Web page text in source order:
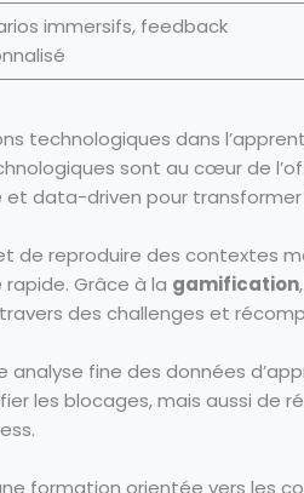
immersifs, feedback
technologiques dans
sont au cœur de
et data-driven pour
de reproduire des contextes
Grâce à la gamification
des challenges et
analyse fine des données
les blocages, mais aussi de
formation orientée vers les